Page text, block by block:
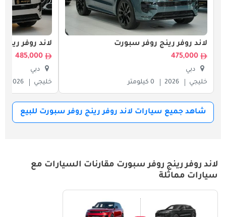
لاند روفر رينج روفر سبورت
475,000
دبي
خليجي
2026 0 كيلومتر
لاند روفر
485,000
دبي
خليجي
2026
شاهد جميع سيارات لاند روفر رينج روفر سبورت للبيع
لاند روفر رينج روفر سبورت مقارنات السيارات مع
سيارات مماثلة